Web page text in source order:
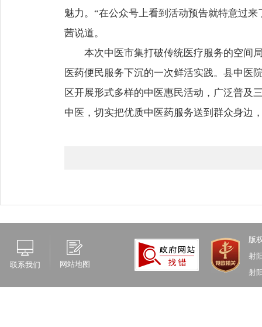
魅力。“在公众号上看到活动预告就特意过
茜说道。
本次中医市集打破传统医疗服务的空间
医药便民服务下沉的一次鲜活实践。县中医
区开展形式多样的中医惠民活动，广泛普及
中医，切实把优质中医药服务送到群众身边
联系我们 网站地图
版
射
射